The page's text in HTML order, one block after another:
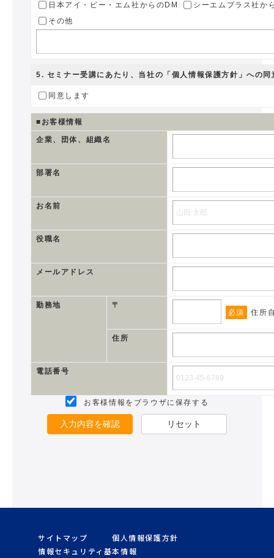
日本アイ・ビー・エム社からのDM
シーエムプラス社か
その他
5. セミナー受講にあたり、当社の 「個人情報保護方針」への
同意します
■お客様情報
企業、団体、組織名
部署名
お名前
役職名
メールアドレス
勤務地
〒
必須
住所
住所
電話番号
お客様情報をブラウザに保存する
入力内容を確認 リセット
サイトマップ
個人情報保護方針
情報セキュリティ基本情報